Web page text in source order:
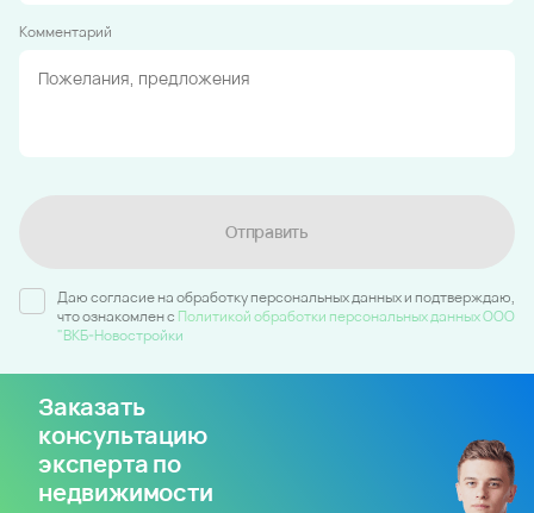
Комментарий
Отправить
Даю согласие на обработку персональных данных и подтверждаю,
что ознакомлен c Политикой обработки персональных данных ООО
"ВКБ-Новостройки
Заказать
консультацию
эксперта по
недвижимости